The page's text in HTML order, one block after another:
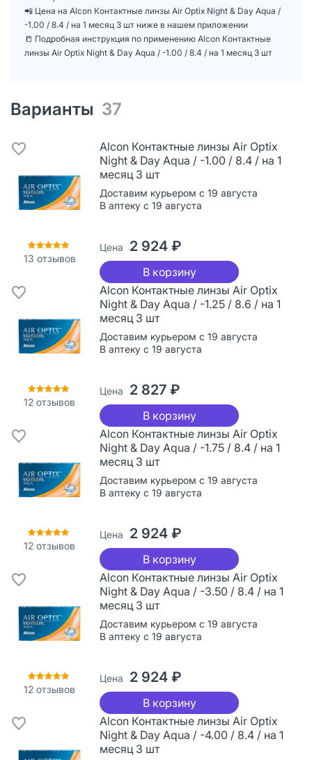
📲 Цена на Alcon Контактные линзы Air Optix Night & Day Aqua /
-1.00 / 8.4 / на 1 месяц 3 шт ниже в нашем приложении
📒 Подробная инструкция по применению Alcon Контактные
линзы Air Optix Night & Day Aqua / -1.00 / 8.4 / на 1 месяц 3 шт
Варианты 37
13 отзывов
Alcon Контактные линзы Air Optix
Night & Day Aqua / -1.00 / 8.4 / на 1
месяц 3 шт
Доставим курьером с 19 августа
В аптеку с 19 августа
Цена 2 924 ₽
В корзину
12 отзывов
Alcon Контактные линзы Air Optix
Night & Day Aqua / -1.25 / 8.6 / на 1
месяц 3 шт
Доставим курьером с 19 августа
В аптеку с 19 августа
Цена 2 827 ₽
В корзину
12 отзывов
Alcon Контактные линзы Air Optix
Night & Day Aqua / -1.75 / 8.4 / на 1
месяц 3 шт
Доставим курьером с 19 августа
В аптеку с 19 августа
Цена 2 924 ₽
В корзину
12 отзывов
Alcon Контактные линзы Air Optix
Night & Day Aqua / -3.50 / 8.4 / на 1
месяц 3 шт
Доставим курьером с 19 августа
В аптеку с 19 августа
Цена 2 924 ₽
В корзину
Alcon Контактные линзы Air Optix
Night & Day Aqua / -4.00 / 8.4 / на 1
месяц 3 шт